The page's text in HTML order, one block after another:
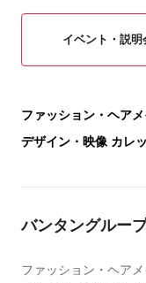
ファッション・ヘア
デザイン・映像 カレ
イベント・説明
バンタングルー
ファッション・ヘア